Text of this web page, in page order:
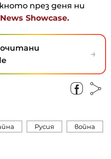
през деня ни
Showcase.
→
Русия
война